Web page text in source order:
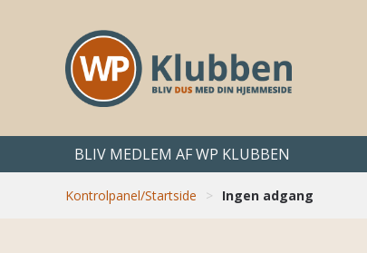
BLIV MEDLEM AF WP KLUBBEN
Kontrolpanel/Startside > Ingen adgang